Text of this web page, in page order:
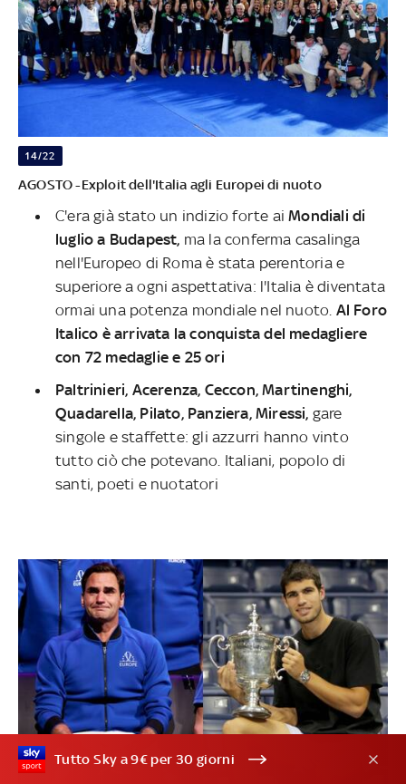
14/22
AGOSTO -Exploit dell'Italia agli Europei di nuoto
C'era già stato un indizio forte aiMondiali di
luglio a Budapest, ma la conferma casalinga
nell'Europeo di Roma è stata perentoria e
superiore a ogni aspettativa: l'Italia è diventata
ormai una potenza mondiale nel nuoto. Al Foro
Italico è arrivata la conquista del medagliere
con 72 medaglie e 25 ori
Paltrinieri, Acerenza, Ceccon, Martinenghi,
Quadarella, Pilato, Panziera, Miressi, gare
singole e staffette: gli azzurri hanno vinto
tutto ciò che potevano. Italiani, popolo di
santi, poeti e nuotatori
Tutto Sky a 9€ per 30 giorni